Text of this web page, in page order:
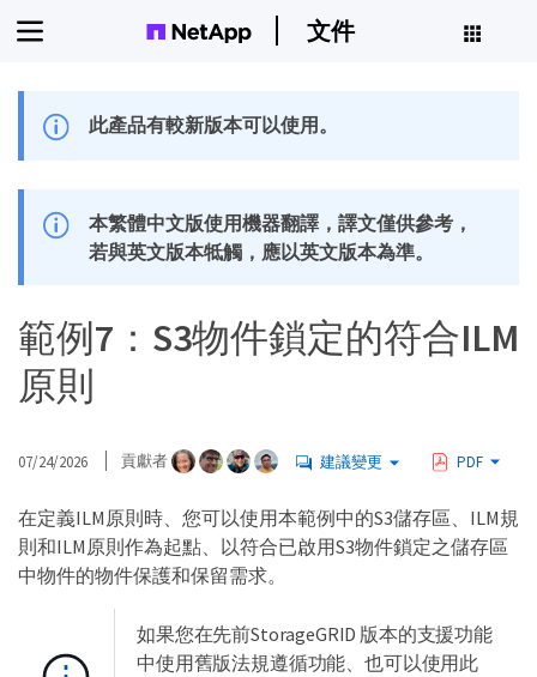
文件
此產品有較新版本可以使用。
本繁體中文版使用機器翻譯，譯文僅供參考，
若與英文版本牴觸，應以英文版本為準。
範例7：S3物件鎖定的符合ILM
原則
07/24/2026 貢獻者 建議變更 PDF
在定義ILM原則時、您可以使用本範例中的S3儲存區、ILM規
則和ILM原則作為起點、以符合已啟用S3物件鎖定之儲存區
中物件的物件保護和保留需求。
如果您在先前StorageGRID 版本的支援功能
中使用舊版法規遵循功能、也可以使用此